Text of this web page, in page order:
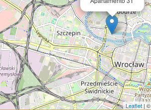
Leaflet| ©